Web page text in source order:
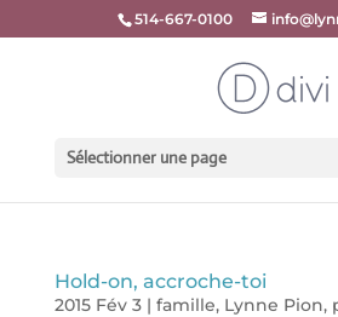
514-667-0100
Sélectionner une page
Hold-on, accroche-toi
2015 Fév 3| famille, Lynne Pion,